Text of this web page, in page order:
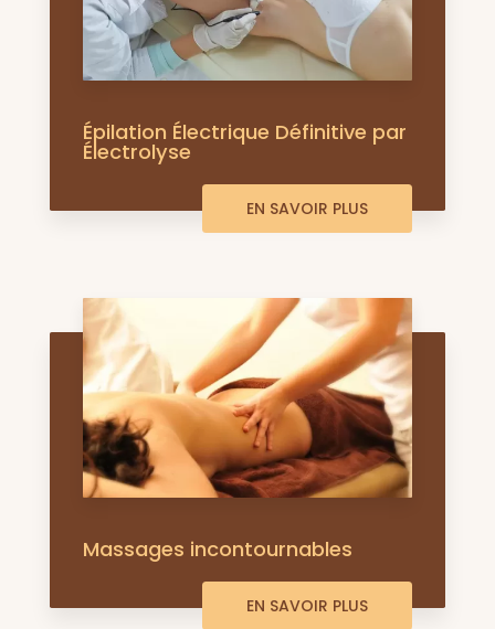
Épilation Électrique Définitive par
Électrolyse
EN SAVOIR PLUS
Massages incontournables
EN SAVOIR PLUS